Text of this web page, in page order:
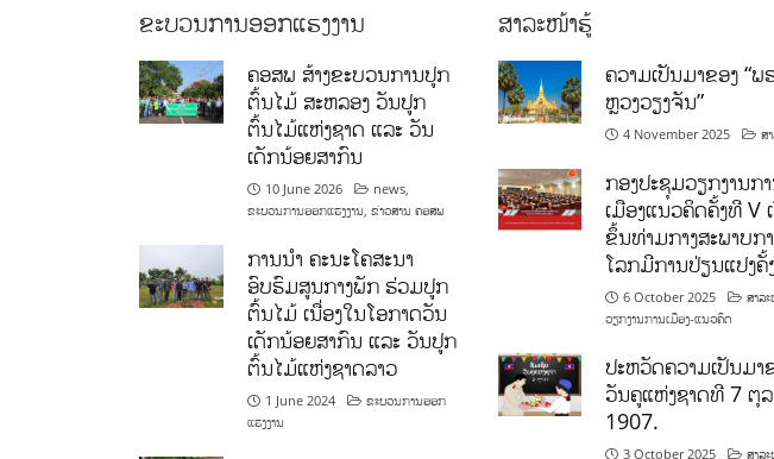
ຂະບວນການອອກແຮງງານ
ຄອສພ ສ້າງຂະບວນການປູກ
ຕົ້ນໄມ້ ສະຫລອງ ວັນປູກ
ຕົ້ນໄມ້ແຫ່ງຊາດ ແລະ ວັນ
ເດັກນ້ອຍສາກົນ
10 June 2026 news,
ຂະບວນການອອກແຮງງານ, ຂ່າວສານ ຄອສພ
ການນໍາ ຄະນະໂຄສະນາ
ອົບຮົມສູນກາງພັກ ຮ່ວມປູກ
ຕົ້ນໄມ້ ເນື່ອງໃນໂອກາດວັນ
ເດັກນ້ອຍສາກົນ ແລະ ວັນປູກ
ຕົ້ນໄມ້ແຫ່ງຊາດລາວ
1 June 2024
ຂະບວນການອອກ
ແຮງງານ
ສາລະໜ້າຮູ້
ຄວາມເປັນມາຂອງ “ພ
ຫຼວງວຽງຈັນ”
4 November 2025 ສ
ກອງປະຊຸມວຽກງານກ
ເມືອງແນວຄິດຄັ້ງທີ V
ຂຶ້ນທ່າມກາງສະພາບກ
ໂລກມີການປ່ຽນແປງຄັ້
6 October 2025 ສາລ
ວຽກງານການເມືອງ-ແນວຄິດ
ປະຫວັດຄວາມເປັນມາ
ວັນຄູແຫ່ງຊາດທີ 7 ຕຸລ
1907.
3 October 2025 ສາລ